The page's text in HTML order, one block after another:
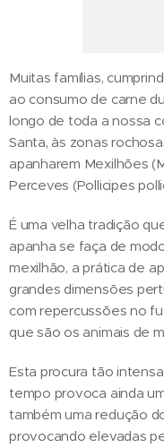
Muitas famílias,
ao consumo de carne
longo de toda a nossa
Santa, às zonas
apanharem Mexilhões
Perceves (Pollicipes
É uma velha tradição
apanha se faça de
mexilhão, a prática de
grandes dimensões
com repercussões no
que são os animais de
Esta procura tão
tempo provoca ainda
também uma redução
provocando elevadas